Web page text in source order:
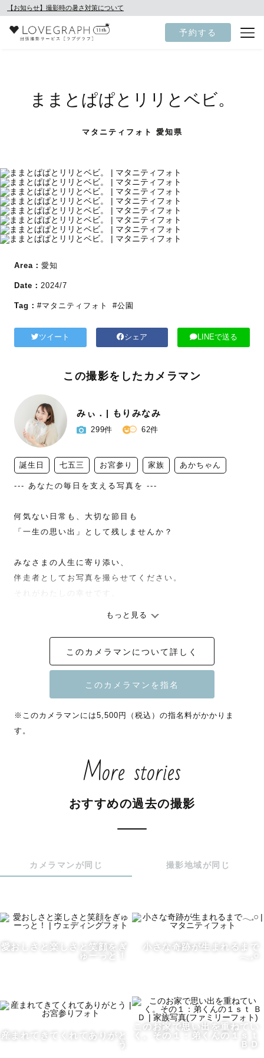
【お知らせ】撮影時の暑さ対策について
予約する
ままとぱぱとリリとベビ。
マタニティフォト 愛知県
Area： 愛知
Date： 2024/7
Tag： #マタニティフォト #公園
ツイート シェア LINEで送る
この撮影をしたカメラマン
みぃ．| もりみなみ
299件 62件
誕生日 七五三 お宮参り 家族 あかちゃん
--- あなたの毎日を支える写真を ---
何気ない日常も、大切な節目も
「一生の思い出」として残しませんか？
みなさまの人生に寄り添い、
伴走者としてお写真を撮らせてください。
◎ご自宅やスタジオ
◎早朝or 16:00以降
をお勧めします🌻
▶︎ 撮影に込めてる思い
記憶って、自分の思っているより
今、すぐそばにいる恋人や家族との思い出は
なかなか思い出さないですよね。
そう後悔したことが、誰しもあるはず。
写真がないと、
すぐに思い出すことができないのです。
写真として “ 記憶 “ を残しませんか？
もっと見る
このカメラマンについて詳しく
※このカメラマンには5,500円（税込）の指名料がかかりま
す。
More stories
おすすめの過去の撮影
カメラマンが同じ 撮影地域が同じ
愛おしさと楽しさと笑顔をぎ
ゅーっと！
小さな奇跡が生まれるまで
産まれてきてくれてありがと
う
このお家で思い出を重ねてい
く。その１：弟くんの１ｓｔ
ＢＤ